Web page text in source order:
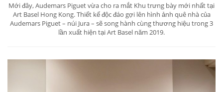
Mới đây, Audemars Piguet vừa cho ra mắt Khu trưng bày mới nhất tại
Art Basel Hong Kong. Thiết kế độc đáo gợi lên hình ảnh quê nhà của
Audemars Piguet – núi Jura – sẽ song hành cùng thương hiệu trong 3
lần xuất hiện tại Art Basel năm 2019.